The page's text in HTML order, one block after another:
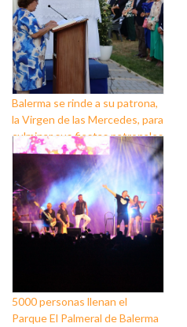
Balerma se rinde a su patrona,
la Virgen de las Mercedes, para
culminar sus fiestas patronales
5000 personas llenan el
Parque El Palmeral de Balerma